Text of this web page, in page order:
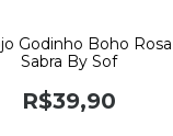
Godinho Boho Rosa
Sabra By Sof
R$39,90